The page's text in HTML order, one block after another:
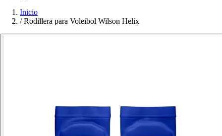
Inicio
/ Rodillera para Voleibol Wilson Helix